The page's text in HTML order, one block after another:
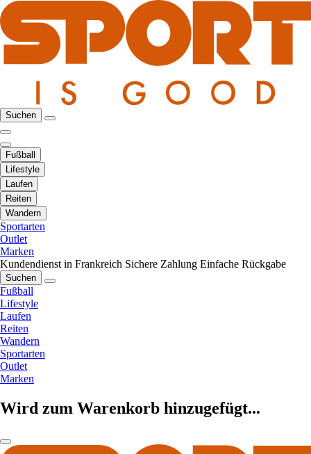
Suchen
Fußball
Lifestyle
Laufen
Reiten
Wandern
Sportarten
Outlet
Marken
Kundendienst in Frankreich Sichere Zahlung Einfache Rückgabe
Suchen
Fußball
Lifestyle
Laufen
Reiten
Wandern
Sportarten
Outlet
Marken
Wird zum Warenkorb hinzugefügt...